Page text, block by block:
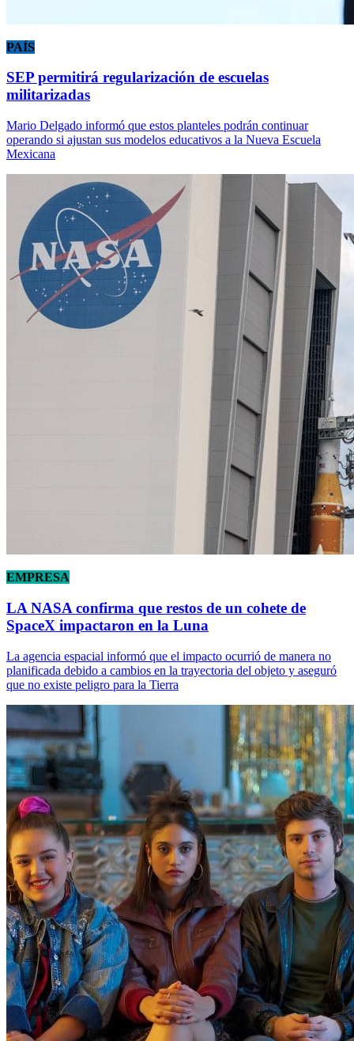
PAÍS
SEP permitirá regularización de escuelas
militarizadas
Mario Delgado informó que estos planteles podrán continuar
operando si ajustan sus modelos educativos a la Nueva Escuela
Mexicana
EMPRESA
LA NASA confirma que restos de un cohete de
SpaceX impactaron en la Luna
La agencia espacial informó que el impacto ocurrió de manera no
planificada debido a cambios en la trayectoria del objeto y aseguró
que no existe peligro para la Tierra